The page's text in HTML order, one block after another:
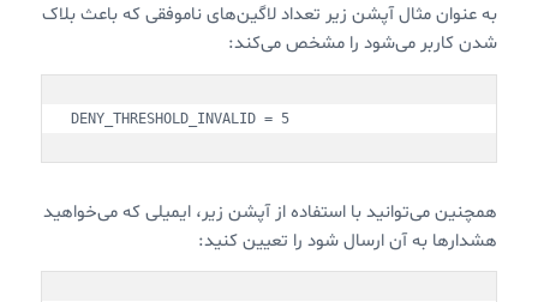
به عنوان مثال آپشن زیر تعداد لاگین‌های ناموفقی که باعث بلاک
شدن کاربر می‌شود را مشخص می‌کند:
DENY_THRESHOLD_INVALID = 5
همچنین می‌توانید با استفاده از آپشن زیر، ایمیلی که می‌خواهید
هشدارها به آن ارسال شود را تعیین کنید: